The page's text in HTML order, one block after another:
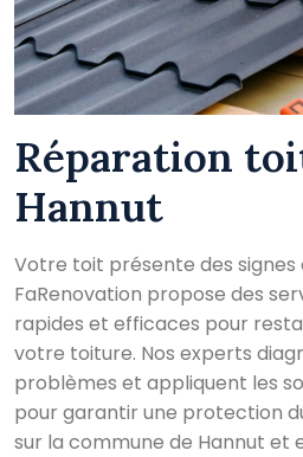
Réparation
Hannut
Votre toit présente des
FaRenovation propose des
rapides et efficaces pour
votre toiture. Nos experts
problèmes et appliquent les
pour garantir une protection
sur la commune de Hannut et